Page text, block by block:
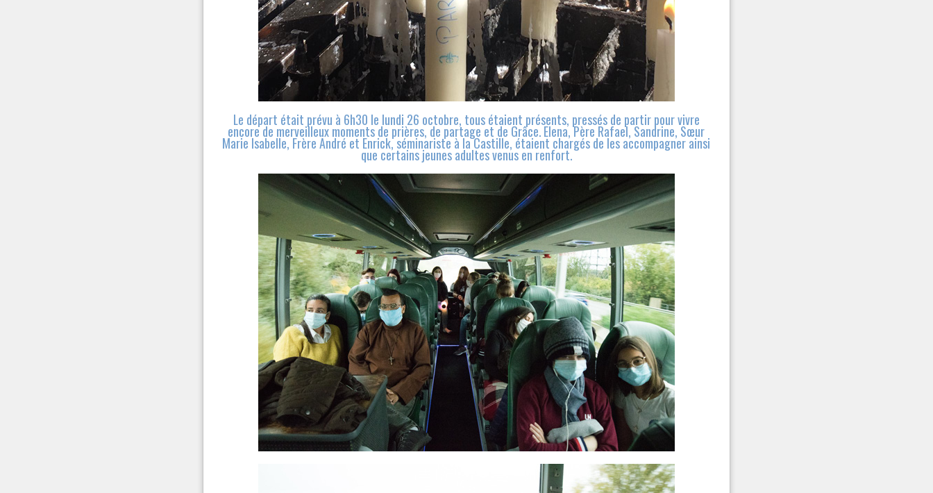
Le départ était prévu à 6h30 le lundi 26 octobre, tous étaient présents, pressés de partir pour vivre
encore de merveilleux moments de prières, de partage et de Grâce. Elena, Père Rafael, Sandrine, Sœur
Marie Isabelle, Frère André et Enrick, séminariste à la Castille, étaient chargés de les accompagner ainsi
que certains jeunes adultes venus en renfort.